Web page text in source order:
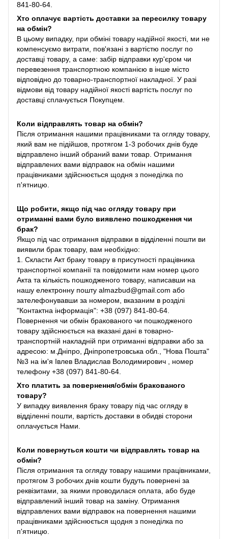
841-80-64.
Хто оплачує вартість доставки за пересилку товару
на обмін?
В цьому випадку, при обміні товару надійної якості, ми не
компенсуємо витрати, пов'язані з вартістю послуг по
доставці товару, а саме: забір відправки кур'єром чи
перевезення транспортною компанією в інше місто
відповідно до товарно-транспортної накладної. У разі
відмови від товару надійної якості вартість послуг по
доставці сплачується Покупцем.
Коли відправлять товар на обмін?
Після отримання нашими працівниками та огляду товару,
який вам не підійшов, протягом 1-3 робочих днів буде
відправлено інший обраний вами товар. Отримання
відправлених вами відправок на обмін нашими
працівниками здійснюється щодня з понеділка по
п'ятницю.
Що робити, якщо під час огляду товару при
отриманні вами було виявлено пошкодження чи
брак?
Якщо під час отримання відправки в відділенні пошти ви
виявили брак товару, вам необхідно:
1. Скласти Акт браку товару в присутності працівника
транспортної компанії та повідомити нам номер цього
Акта та кількість пошкодженого товару, написавши на
нашу електронну пошту almazbud@gmail.com або
зателефонувавши за номером, вказаним в розділі
"Контактна інформація": +38 (097) 841-80-64.
Повернення чи обмін бракованого чи пошкодженого
товару здійснюється на вказані дані в товарно-
транспортній накладній при отриманні відправки або за
адресою: м.Дніпро, Дніпропетровська обл., "Нова Пошта"
№3 на ім'я Івлев Владислав Володимирович , номер
телефону +38 (097) 841-80-64.
Хто платить за повернення/обмін бракованого
товару?
У випадку виявлення браку товару під час огляду в
відділенні пошти, вартість доставки в обидві сторони
оплачується Нами.
Коли повернуться кошти чи відправлять товар на
обмін?
Після отримання та огляду товару нашими працівниками,
протягом 3 робочих днів кошти будуть повернені за
реквізитами, за якими проводилася оплата, або буде
відправлений інший товар на заміну. Отримання
відправлених вами відправок на повернення нашими
працівниками здійснюється щодня з понеділка по
п'ятницю.